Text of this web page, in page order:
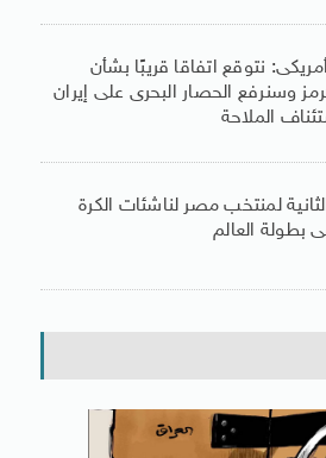
نتوقع اتفاقا قريبًا بشأن
وسنرفع الحصار البحرى على إيران
الملاحة
لمنتخب مصر لناشئات الكرة
بطولة العالم